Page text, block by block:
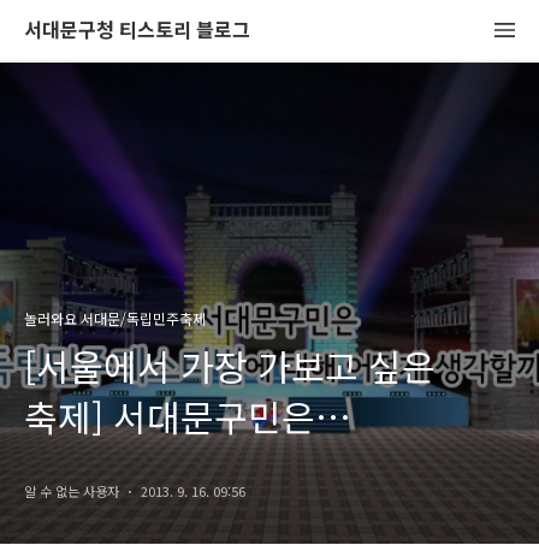
서대문구청 티스토리 블로그
놀러와요 서대문/독립민주축제
[서울에서 가장 가보고 싶은
축제] 서대문구민은
독립민주페스티벌에 대해 어떻게
생각할까요?
알 수 없는 사용자 2013. 9. 16. 09:56